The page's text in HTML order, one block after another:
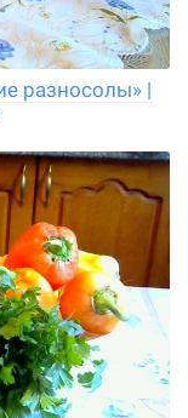
разносолы» |